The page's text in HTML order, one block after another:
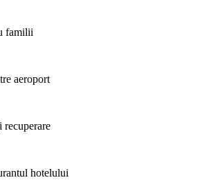
familii
aeroport
recuperare
hotelului